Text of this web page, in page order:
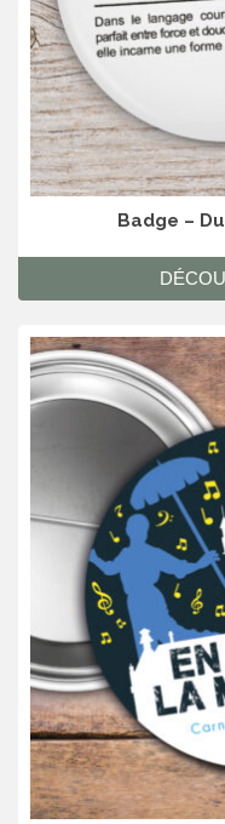
Badge –